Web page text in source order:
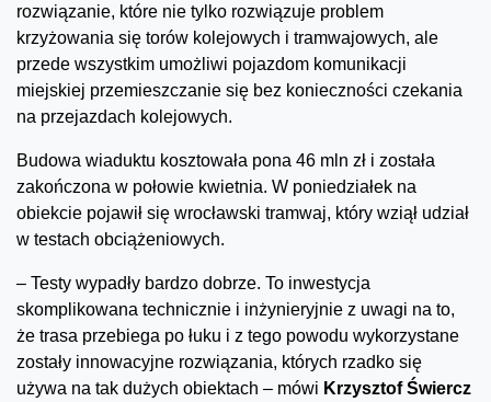
rozwiązanie, które nie tylko rozwiązuje problem
krzyżowania się torów kolejowych i tramwajowych, ale
przede wszystkim umożliwi pojazdom komunikacji
miejskiej przemieszczanie się bez konieczności czekania
na przejazdach kolejowych.
Budowa wiaduktu kosztowała pona 46 mln zł i została
zakończona w połowie kwietnia. W poniedziałek na
obiekcie pojawił się wrocławski tramwaj, który wziął udział
w testach obciążeniowych.
– Testy wypadły bardzo dobrze. To inwestycja
skomplikowana technicznie i inżynieryjnie z uwagi na to,
że trasa przebiega po łuku i z tego powodu wykorzystane
zostały innowacyjne rozwiązania, których rzadko się
używa na tak dużych obiektach – mówi Krzysztof Świercz